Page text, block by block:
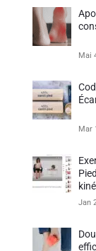
Mai
Mar
Jan